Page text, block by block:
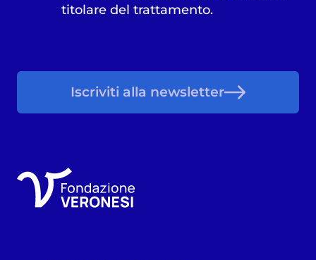
titolare del trattamento.
Iscriviti alla newsletter